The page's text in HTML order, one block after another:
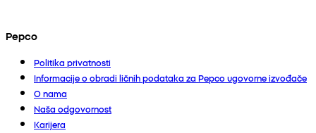
Pepco
Politika privatnosti
Informacije o obradi ličnih podataka za Pepco ugovorne izvođače
O nama
Naša odgovornost
Karijera